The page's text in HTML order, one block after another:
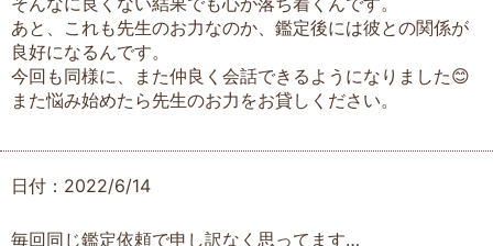
あと、これも先生のお力なのか、鑑定後には彼との関係が
良好になるんです。
今回も同様に、また仲良く会話できるようになりました😊
また悩み始めたら先生のお力をお貸しください。
日付：2022/6/14
毎回同じ鑑定依頼で申し訳なく思ってます…